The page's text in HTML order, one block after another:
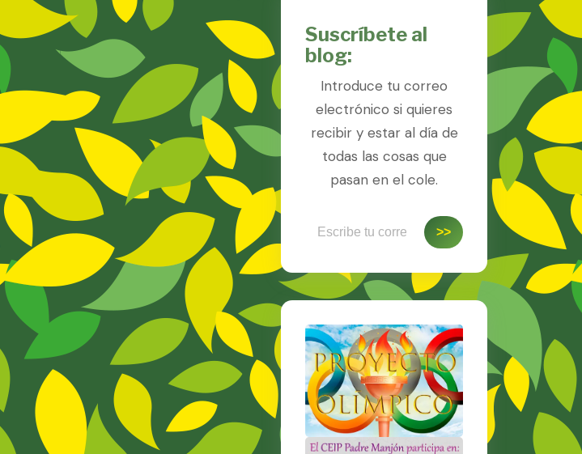
Suscríbete al
blog:
Introduce tu correo
electrónico si quieres
recibir y estar al día de
todas las cosas que
pasan en el cole.
>>